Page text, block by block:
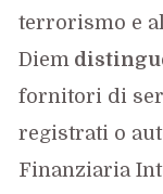
terrorismo e
Diem
fornitori di
registrati o
Finanziaria